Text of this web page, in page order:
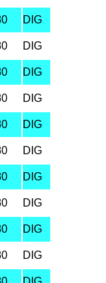
DIG
DIG
DIG
DIG
DIG
DIG
DIG
DIG
DIG
DIG